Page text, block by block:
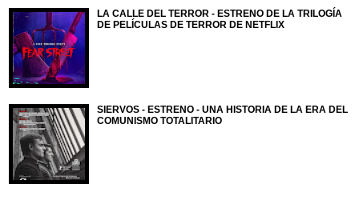
LA CALLE DEL TERROR - ESTRENO DE LA TRILOGÍA
DE PELÍCULAS DE TERROR DE NETFLIX
SIERVOS - ESTRENO - UNA HISTORIA DE LA ERA DEL
COMUNISMO TOTALITARIO